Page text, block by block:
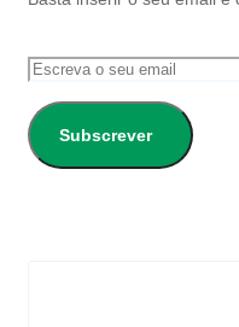
Subscrever